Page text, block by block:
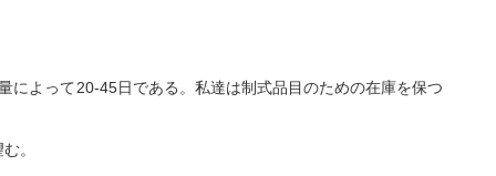
によって20-45日である。私達は制式品目のための在庫を保つ
。